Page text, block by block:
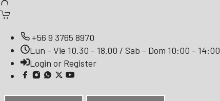
+56 9 3765 8970
Lun - Vie 10.30 - 18.00 / Sab - Dom 10:00 - 14:00
Login or Register